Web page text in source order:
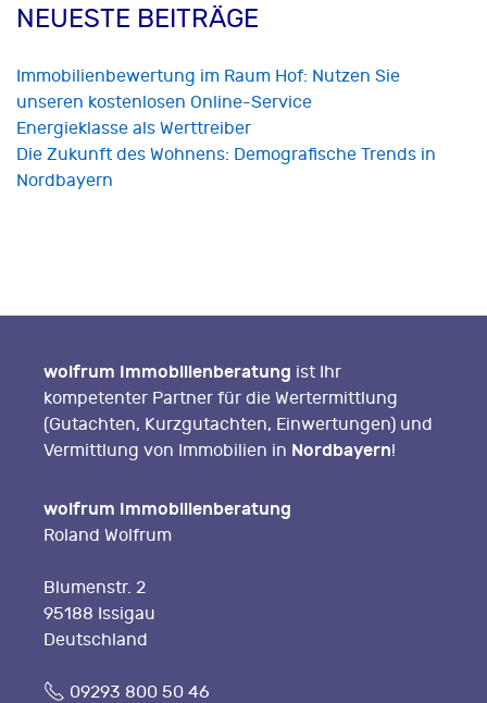
NEUESTE BEITRÄGE
Immobilienbewertung im Raum Hof: Nutzen Sie
unseren kostenlosen Online-Service
Energieklasse als Werttreiber
Die Zukunft des Wohnens: Demografische Trends in
Nordbayern
wolfrum Immobilienberatung ist Ihr
kompetenter Partner für die Wertermittlung
(Gutachten, Kurzgutachten, Einwertungen) und
Vermittlung von Immobilien in Nordbayern!
wolfrum Immobilienberatung
Roland Wolfrum
Blumenstr. 2
95188 Issigau
Deutschland
Fon09293 800 50 46